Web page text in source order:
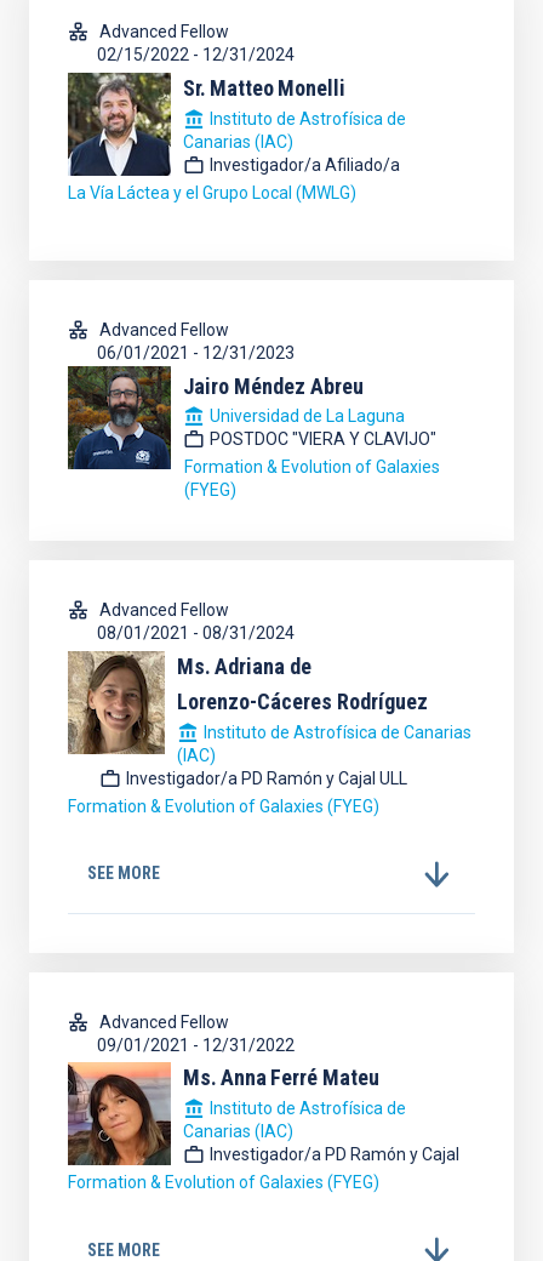
Advanced Fellow
02/15/2022 - 12/31/2024
Sr. MatteoMonelli
Instituto de Astrofísica de
Canarias (IAC)
Investigador/a Afiliado/a
La Vía Láctea y el Grupo Local (MWLG)
Advanced Fellow
06/01/2021 - 12/31/2023
Jairo Méndez Abreu
Universidad de La Laguna
POSTDOC "VIERA Y CLAVIJO"
Formation & Evolution of Galaxies
(FYEG)
Advanced Fellow
08/01/2021 - 08/31/2024
Ms.Adriana de
Lorenzo-Cáceres Rodríguez
Instituto de Astrofísica de Canarias
(IAC)
Investigador/a PD Ramón y Cajal ULL
Formation & Evolution of Galaxies (FYEG)
SEE MORE
Advanced Fellow
09/01/2021 - 12/31/2022
Ms.AnnaFerré Mateu
Instituto de Astrofísica de
Canarias (IAC)
Investigador/a PD Ramón y Cajal
Formation & Evolution of Galaxies (FYEG)
SEE MORE